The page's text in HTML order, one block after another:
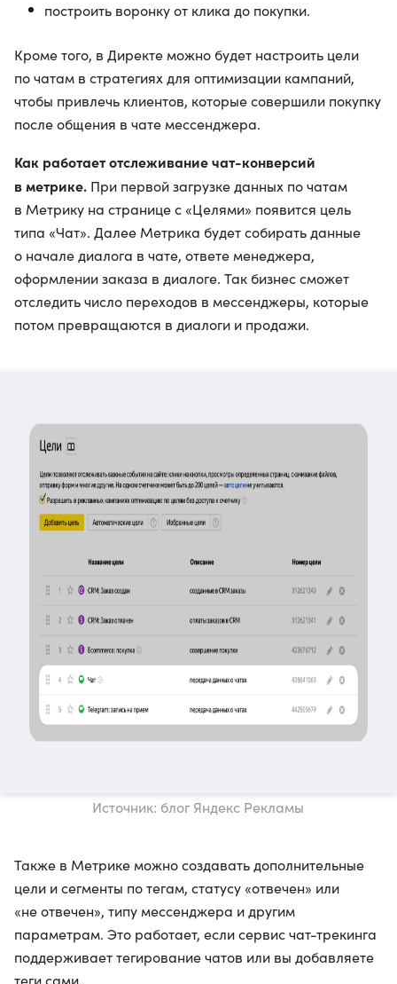
построить воронку от клика до покупки.
Кроме того, в Директе можно будет настроить цели
по чатам в стратегиях для оптимизации кампаний,
чтобы привлечь клиентов, которые совершили покупку
после общения в чате мессенджера.
Как работает отслеживание чат-конверсий
в метрике. При первой загрузке данных по чатам
в Метрику на странице с «Целями» появится цель
типа «Чат». Далее Метрика будет собирать данные
о начале диалога в чате, ответе менеджера,
оформлении заказа в диалоге. Так бизнес сможет
отследить число переходов в мессенджеры, которые
потом превращаются в диалоги и продажи.
Источник: блог Яндекс Рекламы
Также в Метрике можно создавать дополнительные
цели и сегменты по тегам, статусу «отвечен» или
«не отвечен», типу мессенджера и другим
параметрам. Это работает, если сервис чат-трекинга
поддерживает тегирование чатов или вы добавляете
теги сами.